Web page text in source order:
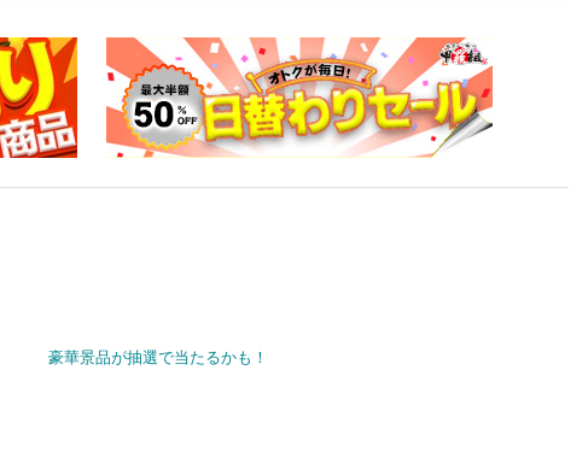
豪華景品が抽選で当たるかも！